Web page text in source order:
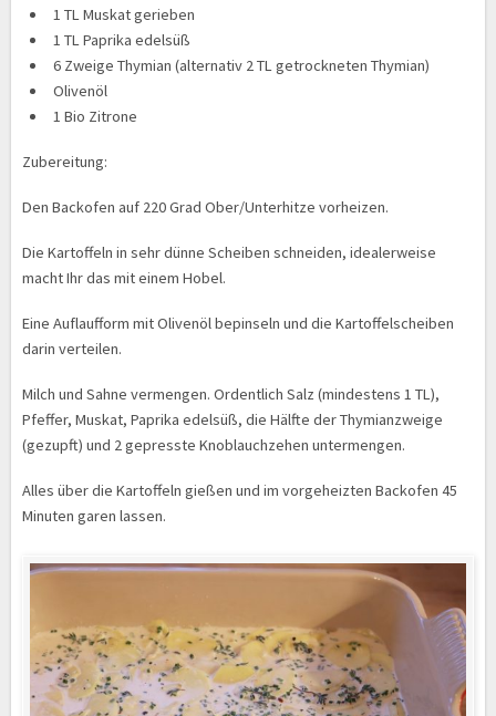
1 TL Muskat gerieben
1 TL Paprika edelsüß
6 Zweige Thymian (alternativ 2 TL getrockneten Thymian)
Olivenöl
1 Bio Zitrone
Zubereitung:
Den Backofen auf 220 Grad Ober/Unterhitze vorheizen.
Die Kartoffeln in sehr dünne Scheiben schneiden, idealerweise
macht Ihr das mit einem Hobel.
Eine Auflaufform mit Olivenöl bepinseln und die Kartoffelscheiben
darin verteilen.
Milch und Sahne vermengen. Ordentlich Salz (mindestens 1 TL),
Pfeffer, Muskat, Paprika edelsüß, die Hälfte der Thymianzweige
(gezupft) und 2 gepresste Knoblauchzehen untermengen.
Alles über die Kartoffeln gießen und im vorgeheizten Backofen 45
Minuten garen lassen.